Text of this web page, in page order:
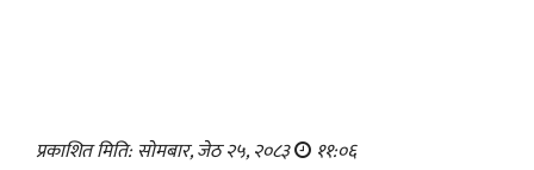
प्रकाशित मिति: सोमबार, जेठ २५, २०८३ ११:०६